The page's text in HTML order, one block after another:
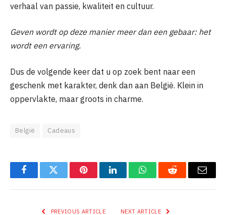
verhaal van passie, kwaliteit en cultuur.
Geven wordt op deze manier meer dan een gebaar: het
wordt een ervaring.
Dus de volgende keer dat u op zoek bent naar een
geschenk met karakter, denk dan aan België. Klein in
oppervlakte, maar groots in charme.
België Cadeaus
FacebookTwitter PinterestLinkedInWhatsAppReddit Email
PREVIOUS ARTICLE NEXT ARTICLE